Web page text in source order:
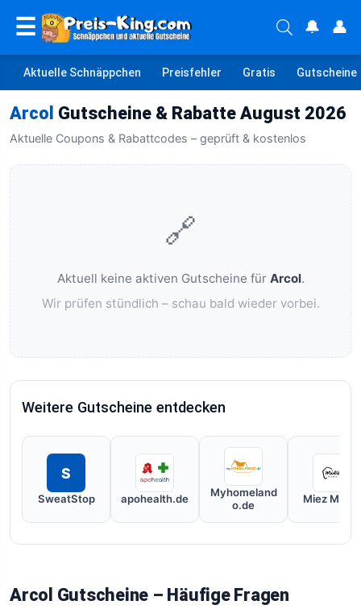
☰ 🔔 👤
Aktuelle Schnäppchen Preisfehler Gratis Gutscheine
Arcol Gutscheine & Rabatte August 2026
Aktuelle Coupons & Rabattcodes – geprüft & kostenlos
🔗
Aktuell keine aktiven Gutscheine für Arcol.
Wir prüfen stündlich – schau bald wieder vorbei.
Weitere Gutscheine entdecken
S
SweatStop apohealth.de
Myhomeland
o.de
Miez Magic
Arcol Gutscheine – Häufige Fragen